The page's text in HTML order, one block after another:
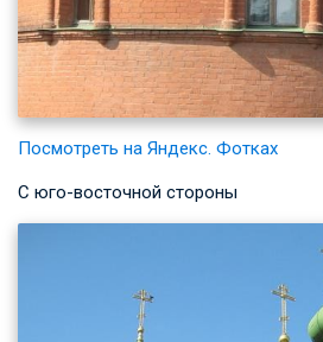
Посмотреть на Яндекс. Фотках
С юго-восточной стороны